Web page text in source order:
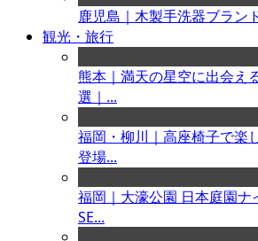
鹿児島｜木製手洗器ブラン
観光・旅行
熊本｜満天の星空に出会え
選｜...
福岡・柳川｜高座椅子で楽
登場...
福岡｜大濠公園 日本庭園ナ
SE...